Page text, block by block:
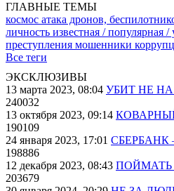
ГЛАВНЫЕ ТЕМЫ
космос атака дронов,
личность известная / популярная
преступления мошенники
Все теги
ЭКСКЛЮЗИВЫ
13 марта 2023, 08:04 УБИТ НЕ
240032
13 октября 2023, 09:14
190109
24 января 2023, 17:01
198886
12 декабря 2023, 08:43 ПОЙМАТЬ
203679